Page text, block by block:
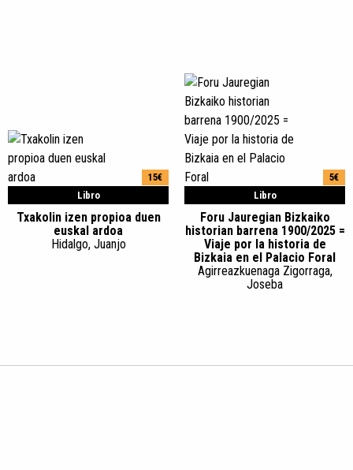
Libro
15€
Txakolin izen propioa duen
euskal ardoa
Hidalgo, Juanjo
Libro
5€
Foru Jauregian Bizkaiko
historian barrena 1900/2025 =
Viaje por la historia de
Bizkaia en el Palacio Foral
Agirreazkuenaga Zigorraga,
Joseba